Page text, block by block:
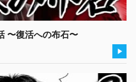
〜復活への布石〜